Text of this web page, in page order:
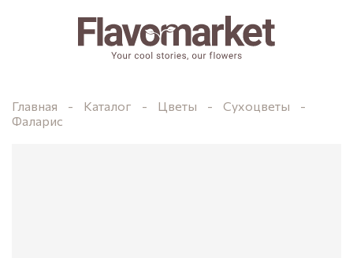
Главная Каталог Цветы
Сухоцветы
Фаларис